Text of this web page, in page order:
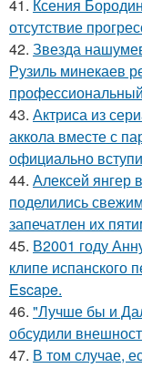
41. Ксения
отсутствие
42. Звезда
Рузиль минекаев
43. Актриса из
аккола вместе с
официально
44. Алексей янгер
поделились
запечатлен их
45. В2001 году
клипе испанского
Escape.
46. "Лучше бы и
обсудили
47. В том случае,